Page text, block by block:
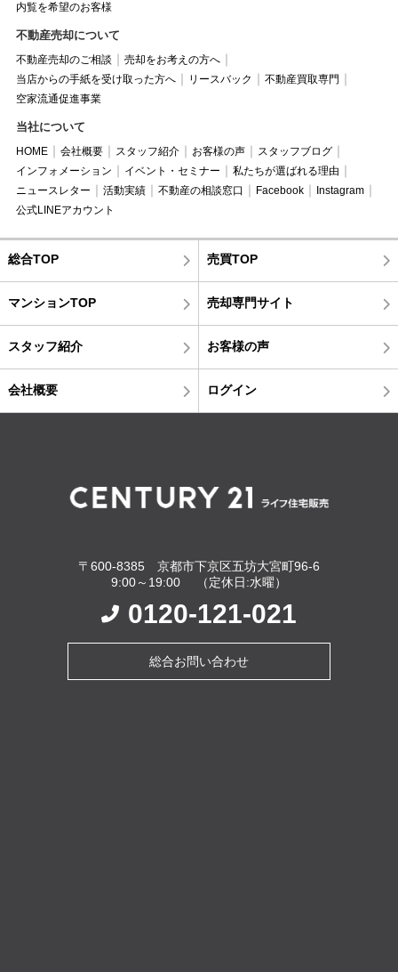
内覧を希望のお客様
不動産売却について
不動産売却のご相談
売却をお考えの方へ
当店からの手紙を受け取った方へ
リースバック
不動産買取専門
空家流通促進事業
当社について
HOME 会社概要 スタッフ紹介 お客様の声
スタッフブログ
インフォメーション
イベント・セミナー
私たちが選ばれる理由
ニュースレター
活動実績 不動産の相談窓口 Facebook
Instagram
公式LINEアカウント
総合TOP 売買TOP
マンションTOP 売却専門サイト
スタッフ紹介 お客様の声
会社概要 ログイン
〒600-8385 京都市下京区五坊大宮町96-6
9:00～19:00 （定休日:水曜）
0120-121-021
総合お問い合わせ